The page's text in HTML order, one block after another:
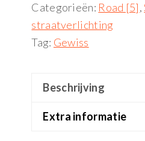
Categorieën: Road [5],
straatverlichting
Tag: Gewiss
Beschrijving
Extra informatie